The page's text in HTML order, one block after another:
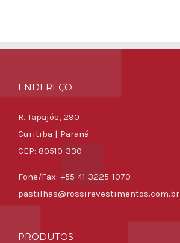
ENDEREÇO
R. Tapajós, 290
Curitiba | Paraná
CEP: 80510-330
Fone/Fax: +55 41 3225-1070
pastilhas@rossirevestimentos.com.br
PRODUTOS